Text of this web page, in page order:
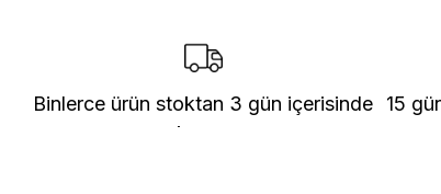
Binlerce ürün stoktan 3 gün içerisinde
kargo
15